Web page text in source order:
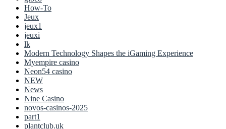
How-To
Jeux
jeux1
jeuxi
lk
Modern Technology Shapes the iGaming Experience
Myempire casino
Neon54 casino
NEW
News
Nine Casino
novos-casinos-2025
part1
plantclub.uk